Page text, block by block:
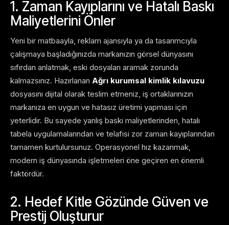
1. Zaman Kayıplarını ve Hatalı Baskı
Maliyetlerini Önler
Yeni bir matbaayla, reklam ajansıyla ya da tasarımcıyla
çalışmaya başladığınızda markanızın görsel dünyasını
sıfırdan anlatmak, eski dosyaları aramak zorunda
kalmazsınız. Hazırlanan Ağrı kurumsal kimlik kılavuzu
dosyasını dijital olarak teslim etmeniz, iş ortaklarınızın
markanıza en uygun ve hatasız üretimi yapması için
yeterlidir. Bu sayede yanlış baskı maliyetlerinden, hatalı
tabela uygulamalarından ve telafisi zor zaman kayıplarından
tamamen kurtulursunuz. Operasyonel hız kazanmak,
modern iş dünyasında işletmeleri öne geçiren en önemli
faktördür.
2. Hedef Kitle Gözünde Güven ve
Prestij Oluşturur